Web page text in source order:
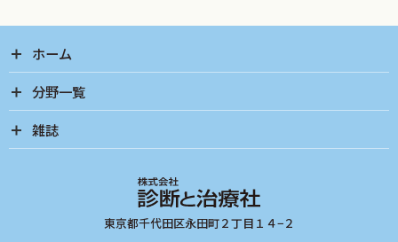
ホーム
分野一覧
雑誌